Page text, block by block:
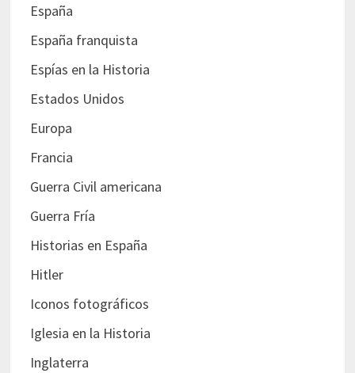
España
España franquista
Espías en la Historia
Estados Unidos
Europa
Francia
Guerra Civil americana
Guerra Fría
Historias en España
Hitler
Iconos fotográficos
Iglesia en la Historia
Inglaterra